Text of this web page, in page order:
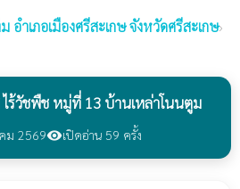
อำเภอเมืองศรีสะเกษ จังหวัดศรีสะเกษ›
ไร้วัชพืช หมู่ที่ 13 บ้านเหล่าโนนตูม
ม 2569visibilityเปิดอ่าน 59 ครั้ง